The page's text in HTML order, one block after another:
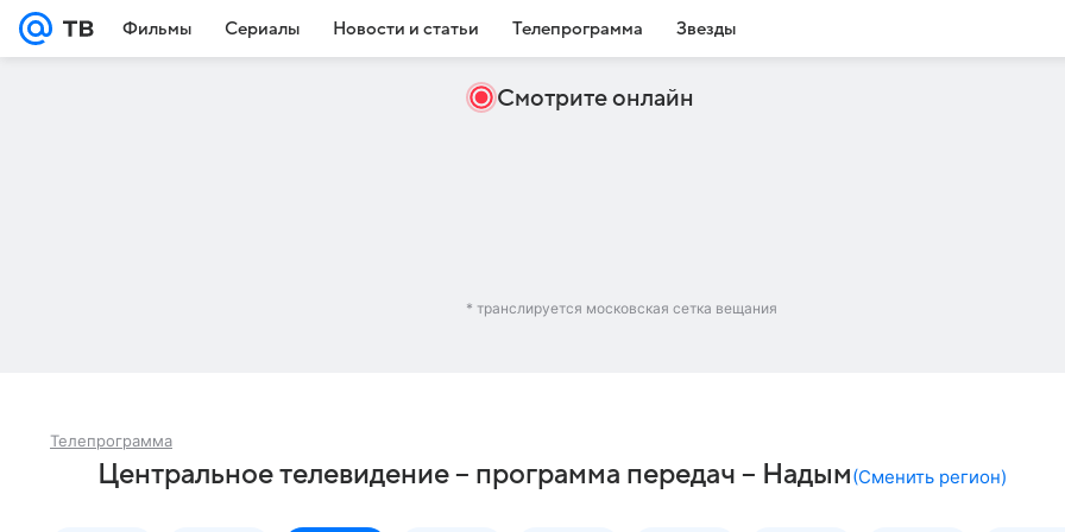
Фильмы Сериалы Новости и статьи Телепрограмма Звезды
Смотрите онлайн
* транслируется московская сетка вещания
Телепрограмма
Центральное телевидение – программа передач – Надым(Сменить регион)